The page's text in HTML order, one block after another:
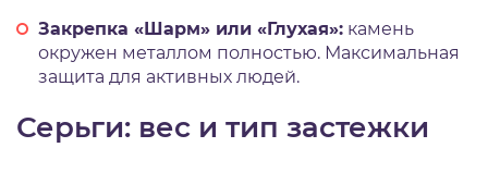
Закрепка «Шарм» или «Глухая»: камень
окружен металлом полностью. Максимальная
защита для активных людей.
Серьги: вес и тип застежки